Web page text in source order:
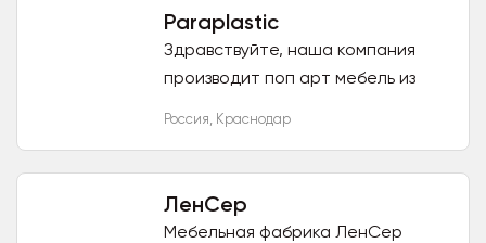
Paraplastic
Здравствуйте, наша компания
производит поп арт мебель из
аналогов в России. Хотим
Россия, Краснодар
ЛенСер
Мебельная фабрика ЛенСер